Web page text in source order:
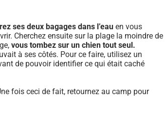
ses deux bagages dans l’eau en vous
Cherchez ensuite sur la plage la moindre de
vous tombez sur un chien tout seul.
à ses côtés. Pour ce faire, utilisez un
de pouvoir identifier ce qui était caché
fois ceci de fait, retournez au camp pour